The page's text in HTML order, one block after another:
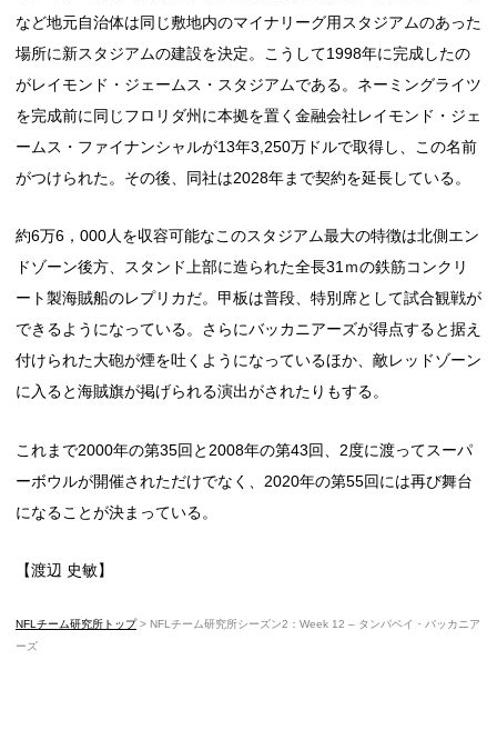
など地元自治体は同じ敷地内のマイナリーグ用スタジアムのあった
場所に新スタジアムの建設を決定。こうして1998年に完成したの
がレイモンド・ジェームス・スタジアムである。ネーミングライツ
を完成前に同じフロリダ州に本拠を置く金融会社レイモンド・ジェ
ームス・ファイナンシャルが13年3,250万ドルで取得し、この名前
がつけられた。その後、同社は2028年まで契約を延長している。
約6万6，000人を収容可能なこのスタジアム最大の特徴は北側エン
ドゾーン後方、スタンド上部に造られた全長31ｍの鉄筋コンクリ
ート製海賊船のレプリカだ。甲板は普段、特別席として試合観戦が
できるようになっている。さらにバッカニアーズが得点すると据え
付けられた大砲が煙を吐くようになっているほか、敵レッドゾーン
に入ると海賊旗が掲げられる演出がされたりもする。
これまで2000年の第35回と2008年の第43回、2度に渡ってスーパ
ーボウルが開催されただけでなく、2020年の第55回には再び舞台
になることが決まっている。
【渡辺 史敏】
NFLチーム研究所トップ > NFLチーム研究所シーズン2：Week 12 – タンパベイ・バッカニア
ーズ